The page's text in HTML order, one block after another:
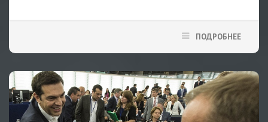
ПОДРОБНЕЕ